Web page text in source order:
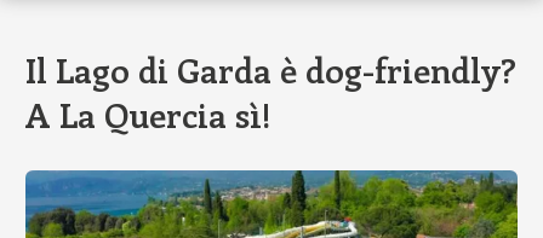
Il Lago di Garda è dog-friendly?
A La Quercia sì!